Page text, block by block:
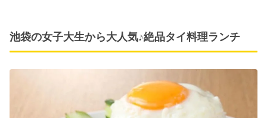
池袋の女子大生から大人気♪絶品タイ料理ランチ